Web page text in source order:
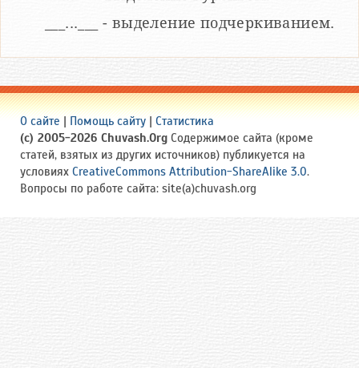
___...___ - выделение подчеркиванием.
О сайте | Помощь сайту | Статистика
(c) 2005-2026 Chuvash.Org Содержимое сайта (кроме
статей, взятых из других источников) публикуется на
условиях CreativeCommons Attribution-ShareAlike 3.0.
Вопросы по работе сайта: site(a)chuvash.org